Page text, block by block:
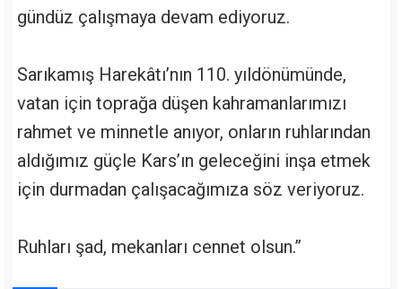
gündüz çalışmaya devam ediyoruz.
Sarıkamış Harekâtı’nın 110. yıldönümünde,
vatan için toprağa düşen kahramanlarımızı
rahmet ve minnetle anıyor, onların ruhlarından
aldığımız güçle Kars’ın geleceğini inşa etmek
için durmadan çalışacağımıza söz veriyoruz.
Ruhları şad, mekanları cennet olsun.”